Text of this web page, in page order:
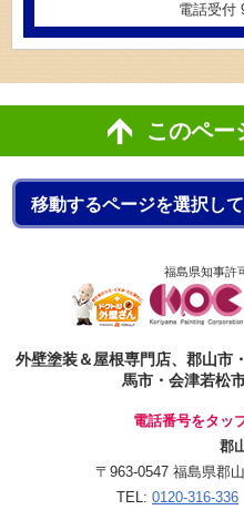
電話受付
このペー
福島県知事許
外壁塗装＆屋根専門店、郡山市
馬市・会津若松
電話番号をタッ
郡
〒963-0547 福島県郡
TEL: 0120-316-336